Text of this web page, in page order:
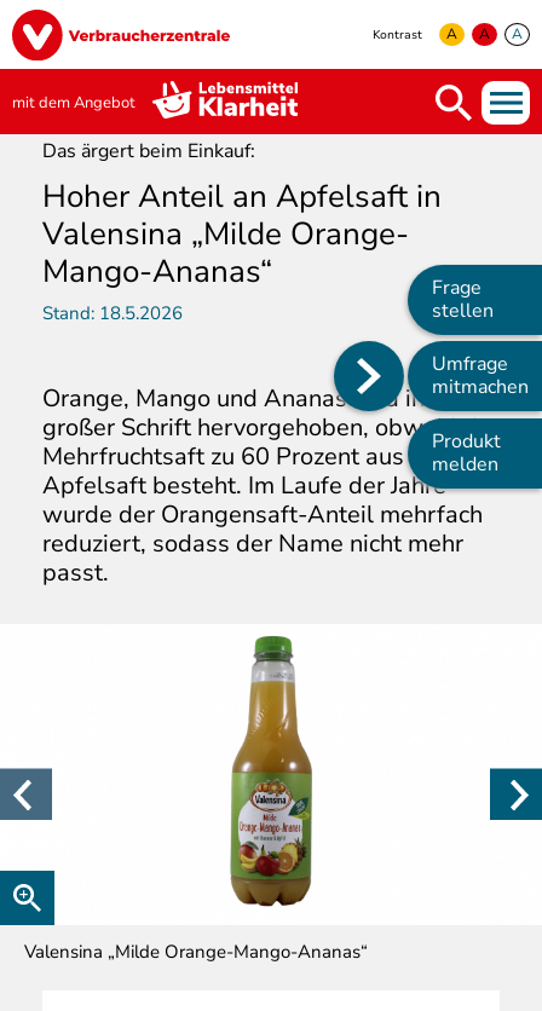
Direkt
zum
Inhalt
Image
Kontrast A A A
mit dem Angebot
Main
navigation
Frage
stellen
Umfrage
mitmachen
Produkt
melden
Das ärgert beim Einkauf:
Hoher Anteil an Apfelsaft in
Valensina „Milde Orange-
Mango-Ananas“
Stand: 18.5.2026
Orange, Mango und Ananas sind in
großer Schrift hervorgehoben, obwohl der
Mehrfruchtsaft zu 60 Prozent aus
Apfelsaft besteht. Im Laufe der Jahre
wurde der Orangensaft-Anteil mehrfach
reduziert, sodass der Name nicht mehr
passt.
Valensina „Milde Orange-Mango-Ananas“